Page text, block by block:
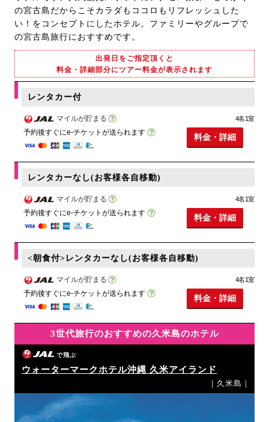
の宮古島だからこそカラダもココロもリフレッシュした
い！をコンセプトにしたホテル。ファミリーやグループで
の宮古島旅行におすすめです。
出発日をご指定頂くと
料金・詳細部分にツアー料金が表示されます
レンタカー付
マイルが貯まる
予約後すぐにe-チケットが送られます
4名1室
料金・詳細
レンタカーなし(お客様各自移動)
マイルが貯まる
予約後すぐにe-チケットが送られます
4名1室
料金・詳細
<朝食付>レンタカーなし(お客様各自移動)
マイルが貯まる
予約後すぐにe-チケットが送られます
4名1室
料金・詳細
3世代旅行のおすすめの久米島のホテル
で飛ぶ
ウォーターマークホテル沖縄 久米アイランド
｜久米島｜